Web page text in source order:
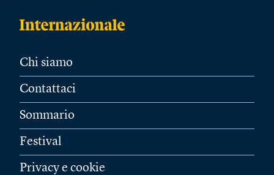
Chi siamo
Contattaci
Sommario
Festival
Privacy e cookie